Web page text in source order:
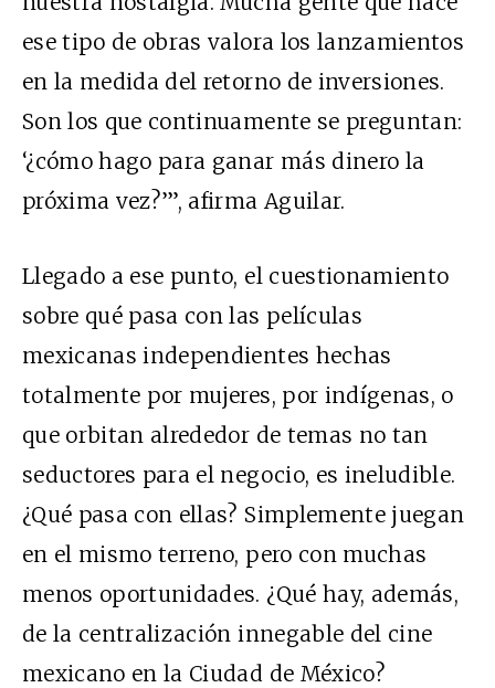
ese tipo de obras valora los lanzamientos
en la medida del retorno de inversiones.
Son los que continuamente se preguntan:
‘¿cómo hago para ganar más dinero la
próxima vez?’”, afirma Aguilar.
Llegado a ese punto, el cuestionamiento
sobre qué pasa con las películas
mexicanas independientes hechas
totalmente por mujeres, por indígenas, o
que orbitan alrededor de temas no tan
seductores para el negocio, es ineludible.
¿Qué pasa con ellas? Simplemente juegan
en el mismo terreno, pero con muchas
menos oportunidades. ¿Qué hay, además,
de la centralización innegable del cine
mexicano en la Ciudad de México?